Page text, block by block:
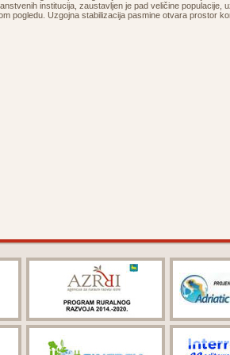
institucija, zaustavljen je pad veličine populacije,
pogledu. Uzgojna stabilizacija pasmine otvara prostor